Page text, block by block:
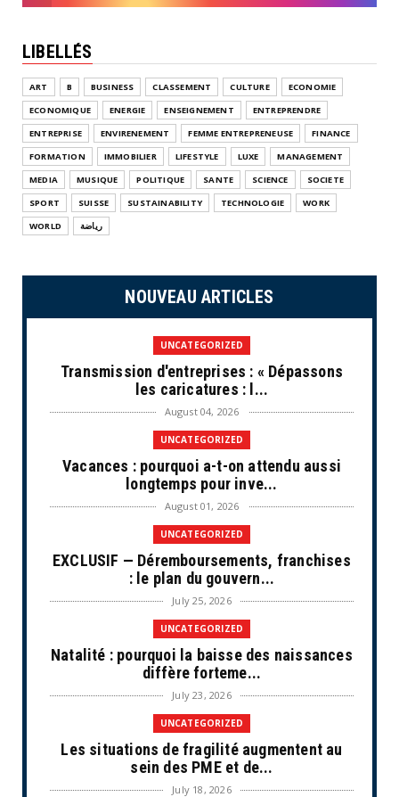
LIBELLÉS
ART B BUSINESS CLASSEMENT CULTURE
ECONOMIE
ECONOMIQUE
ENERGIE ENSEIGNEMENT
ENTREPRENDRE
ENTREPRISE
ENVIRENEMENT FEMME ENTREPRENEUSE
FINANCE
FORMATION
IMMOBILIER LIFESTYLE LUXE
MANAGEMENT
MEDIA
MUSIQUE POLITIQUE SANTE SCIENCE
SOCIETE
SPORT
SUISSE SUSTAINABILITY TECHNOLOGIE
WORK
WORLD
رياضة
NOUVEAU ARTICLES
UNCATEGORIZED
Transmission d'entreprises : « Dépassons
les caricatures : l...
August 04, 2026
UNCATEGORIZED
Vacances : pourquoi a-t-on attendu aussi
longtemps pour inve...
August 01, 2026
UNCATEGORIZED
EXCLUSIF — Déremboursements, franchises
: le plan du gouvern...
July 25, 2026
UNCATEGORIZED
Natalité : pourquoi la baisse des naissances
diffère forteme...
July 23, 2026
UNCATEGORIZED
Les situations de fragilité augmentent au
sein des PME et de...
July 18, 2026